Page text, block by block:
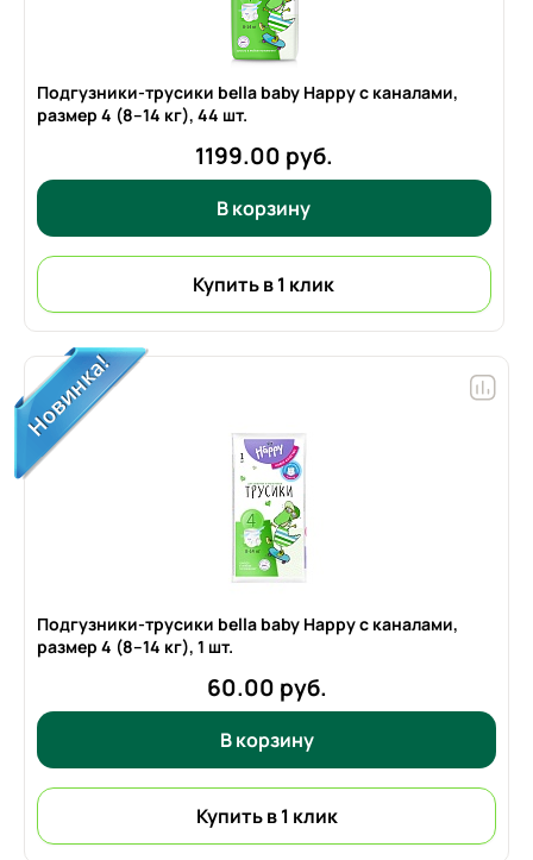
Подгузники-трусики bella baby Happy с каналами,
размер 4 (8–14 кг), 44 шт.
1199.00 руб.
В корзину
Купить в 1 клик
Подгузники-трусики bella baby Happy с каналами,
размер 4 (8–14 кг), 1 шт.
60.00 руб.
В корзину
Купить в 1 клик